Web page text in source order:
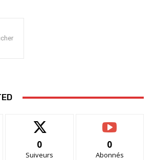
0
Suiveurs
0
Abonnés